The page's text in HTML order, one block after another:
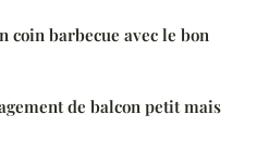
coin barbecue avec le bon
de balcon petit mais